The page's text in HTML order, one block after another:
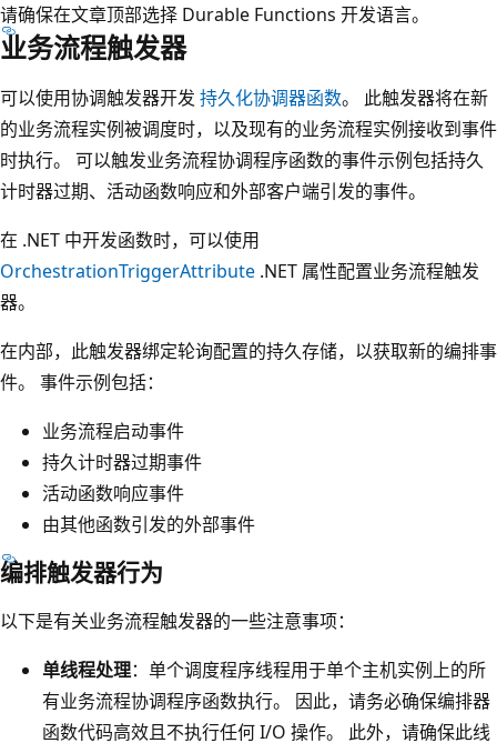
请确保在文章顶部选择 Durable Functions 开发语言。
业务流程触发器
可以使用协调触发器开发 持久化协调器函数。 此触发器将在新
的业务流程实例被调度时，以及现有的业务流程实例接收到事件
时执行。 可以触发业务流程协调程序函数的事件示例包括持久
计时器过期、活动函数响应和外部客户端引发的事件。
在 .NET 中开发函数时，可以使用
OrchestrationTriggerAttribute .NET 属性配置业务流程触发
器。
在内部，此触发器绑定轮询配置的持久存储，以获取新的编排事
件。 事件示例包括：
业务流程启动事件
持久计时器过期事件
活动函数响应事件
由其他函数引发的外部事件
编排触发器行为
以下是有关业务流程触发器的一些注意事项：
单线程处理：单个调度程序线程用于单个主机实例上的所
有业务流程协调程序函数执行。 因此，请务必确保编排器
函数代码高效且不执行任何 I/O 操作。 此外，请确保此线